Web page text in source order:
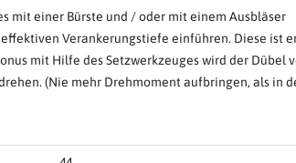
mit einer Bürste und / oder mit einem Ausbläser
effektiven Verankerungstiefe einführen. Diese
mit Hilfe des Setzwerkzeuges wird der
(Nie mehr Drehmoment aufbringen, als in